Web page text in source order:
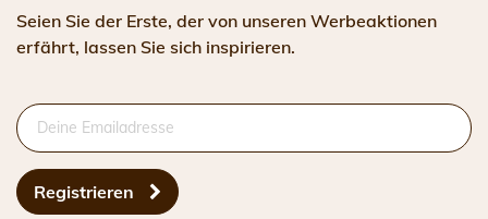
Seien Sie der Erste, der von unseren Werbeaktionen
erfährt, lassen Sie sich inspirieren.
Registrieren